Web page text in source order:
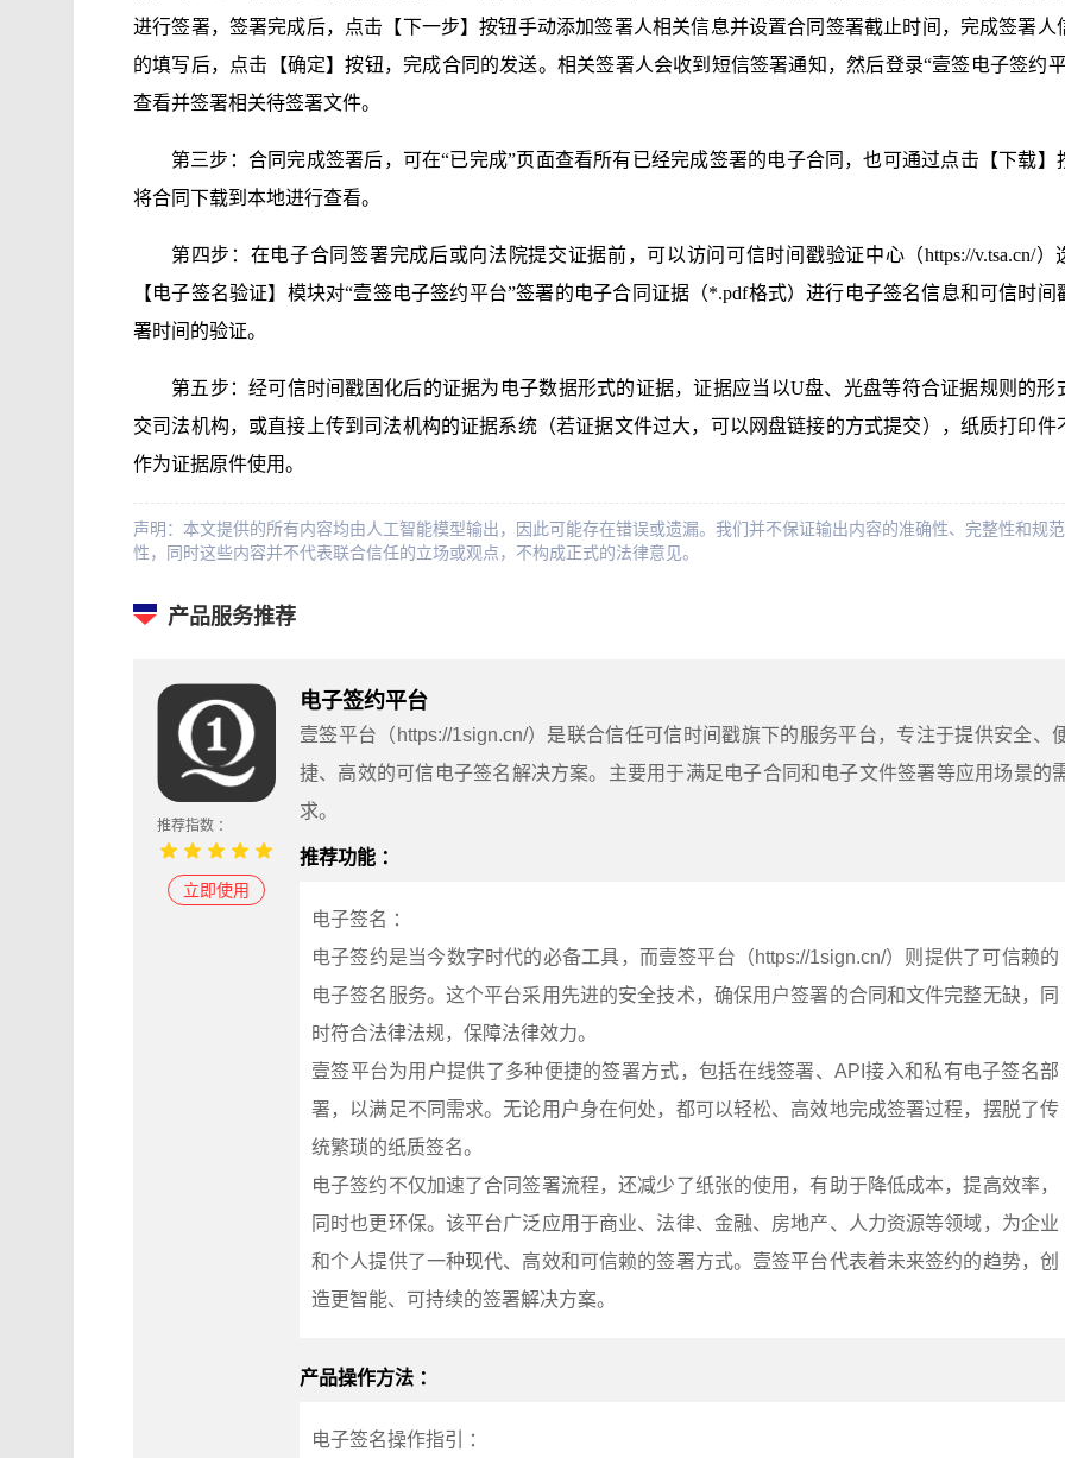
进行签署，签署完成后，点击【下一步】按钮手动添加签署人相关信息并设置合同签署截止时间，完成签署人
的填写后，点击【确定】按钮，完成合同的发送。相关签署人会收到短信签署通知，然后登录“壹签电子签约
查看并签署相关待签署文件。
第三步：合同完成签署后，可在“已完成”页面查看所有已经完成签署的电子合同，也可通过点击【下载】
将合同下载到本地进行查看。
第四步：在电子合同签署完成后或向法院提交证据前，可以访问可信时间戳验证中心（https://v.tsa.cn/）
【电子签名验证】模块对“壹签电子签约平台”签署的电子合同证据（*.pdf格式）进行电子签名信息和可信时间
署时间的验证。
第五步：经可信时间戳固化后的证据为电子数据形式的证据，证据应当以U盘、光盘等符合证据规则的形
交司法机构，或直接上传到司法机构的证据系统（若证据文件过大，可以网盘链接的方式提交），纸质打印件
作为证据原件使用。
声明：本文提供的所有内容均由人工智能模型输出，因此可能存在错误或遗漏。我们并不保证输出内容的准确性、完整性和规范
性，同时这些内容并不代表联合信任的立场或观点，不构成正式的法律意见。
产品服务推荐
推荐指数 ：
立即使用
电子签约平台
壹签平台（https://1sign.cn/）是联合信任可信时间戳旗下的服务平台，专注于提供安全、
捷、高效的可信电子签名解决方案。主要用于满足电子合同和电子文件签署等应用场景的
求。
推荐功能 ：
电子签名 ：
电子签约是当今数字时代的必备工具，而壹签平台（https://1sign.cn/）则提供了可信赖的
电子签名服务。这个平台采用先进的安全技术，确保用户签署的合同和文件完整无缺，同
时符合法律法规，保障法律效力。
壹签平台为用户提供了多种便捷的签署方式，包括在线签署、API接入和私有电子签名部
署，以满足不同需求。无论用户身在何处，都可以轻松、高效地完成签署过程，摆脱了传
统繁琐的纸质签名。
电子签约不仅加速了合同签署流程，还减少了纸张的使用，有助于降低成本，提高效率，
同时也更环保。该平台广泛应用于商业、法律、金融、房地产、人力资源等领域，为企业
和个人提供了一种现代、高效和可信赖的签署方式。壹签平台代表着未来签约的趋势，创
造更智能、可持续的签署解决方案。
产品操作方法 ：
电子签名操作指引 ：